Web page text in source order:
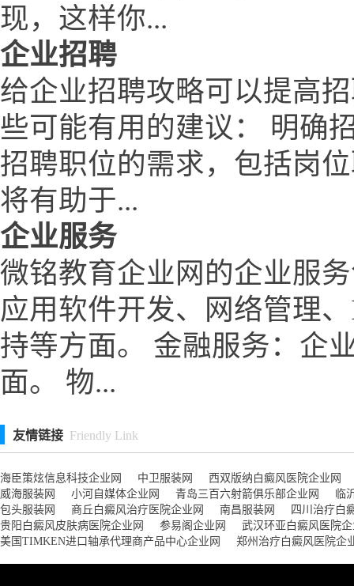
现，这样你...
企业招聘
给企业招聘攻略可以提高
些可能有用的建议： 明确
招聘职位的需求，包括岗
将有助于...
企业服务
微铭教育企业网的企业服
应用软件开发、网络管理
持等方面。 金融服务：企
面。 物...
友情链接 Friendly Link
海臣策炫信息科技企业网 中卫服装网
西双版纳白癜风医院企业网
威海服装网
小河自媒体企业网 青岛三百六射箭俱乐部企业网
临
包头服装网
商丘白癜风治疗医院企业网 南昌服装网
四川治疗白
贵阳白癜风皮肤病医院企业网
参易阁企业网
武汉环亚白癜风医院
美国TIMKEN进口轴承代理商产品中心企业网
郑州治疗白癜风医院企